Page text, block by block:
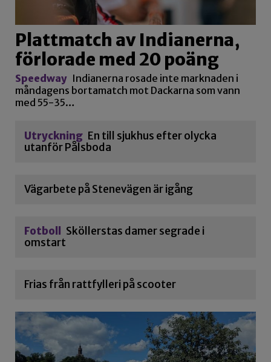
Plattmatch av Indianerna,
förlorade med 20 poäng
Speedway Indianerna rosade inte marknaden i
måndagens bortamatch mot Dackarna som vann
med 55-35…
Utryckning En till sjukhus efter olycka
utanför Pålsboda
Vägarbete på Stenevägen är igång
Fotboll Sköllerstas damer segrade i
omstart
Frias från rattfylleri på scooter